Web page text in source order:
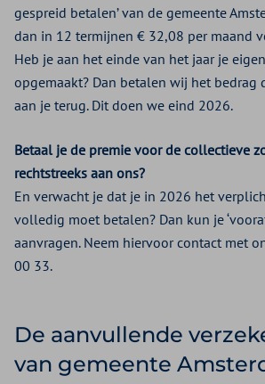
gespreid betalen’ van de gemeente
dan in 12 termijnen € 32,08 per maand
Heb je aan het einde van het jaar je
opgemaakt? Dan betalen wij het bedrag
aan je terug. Dit doen we eind 2026.
Betaal je de premie voor de collectieve
rechtstreeks aan ons?
En verwacht je dat je in 2026 het
volledig moet betalen? Dan kun je
aanvragen. Neem hiervoor contact met
00 33.
De aanvullende
van gemeente